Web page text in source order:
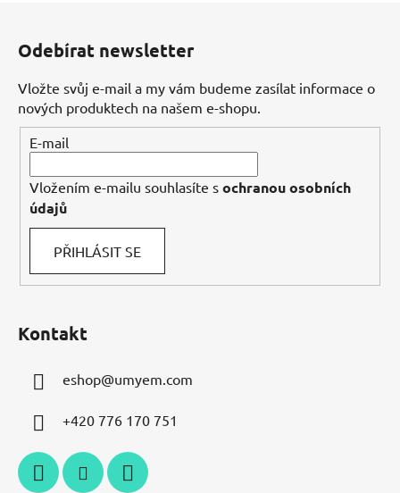
Odebírat newsletter
Vložte svůj e-mail a my vám budeme zasílat informace o
nových produktech na našem e-shopu.
E-mail
Vložením e-mailu souhlasíte s ochranou osobních
údajů
PŘIHLÁSIT SE
Kontakt
eshop@umyem.com
+420 776 170 751